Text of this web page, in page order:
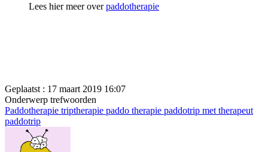
Lees hier meer overpaddotherapie
Geplaatst : 17 maart 2019 16:07
Onderwerp trefwoorden
Paddotherapie triptherapie paddo therapie paddotrip met therapeut
paddotrip